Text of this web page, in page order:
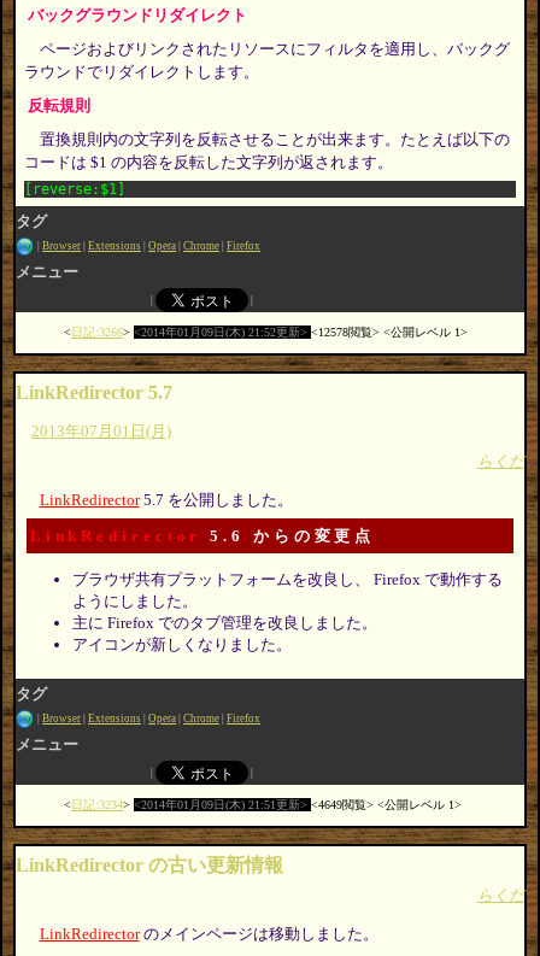
バックグラウンドリダイレクト
ページおよびリンクされたリソースにフィルタを適用し、バックグ
ラウンドでリダイレクトします。
反転規則
置換規則内の文字列を反転させることが出来ます。たとえば以下の
コードは $1 の内容を反転した文字列が返されます。
[reverse:$1]
タグ
Browser Extensions Opera Chrome Firefox
メニュー
日記:3266 2014年01月09日(木) 21:52更新 12578閲覧 公開レベル 1
LinkRedirector 5.7
2013年07月01日(月)
らくだ
LinkRedirector5.7 を公開しました。
LinkRedirector 5.6 からの変更点
ブラウザ共有プラットフォームを改良し、 Firefox で動作する
ようにしました。
主に Firefox でのタブ管理を改良しました。
アイコンが新しくなりました。
タグ
Browser Extensions Opera Chrome Firefox
メニュー
日記:3234 2014年01月09日(木) 21:51更新 4649閲覧 公開レベル 1
LinkRedirector の古い更新情報
らくだ
LinkRedirectorのメインページは移動しました。